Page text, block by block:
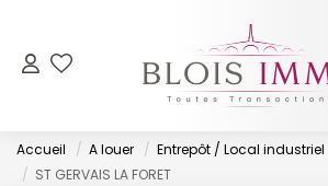
NOS BIENS
Acheter
Accueil A louer
Entrepôt / Local industriel
ST GERVAIS LA FORET